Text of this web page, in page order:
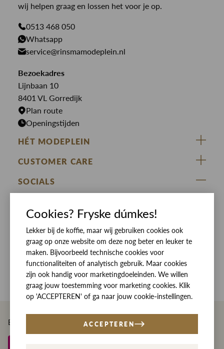
Paul en Shark
Genti
PME Legend
Butcher of Blue
Bekijk alle merken >
Gilets
Jassen
Jeans
Jurken
Rokken
Giftcards
Jassen
Overhemden
T-shirts
wij helpen graag en lossen het voor je op.
0513 468 050
Whatsapp
service@rinsmamodeplein.nl
Bezoekadres
Lijnbaan 10
8401 VL Gorredijk
Plan route
Openingstijden
HÉT MODEPLEIN
ZIJ VAN RINSMA
DE HEEREN VAN RINSMA
RINSMA.CONCEPTS
Eten en drinken
Openingstijden
Werken bij RINSMA
CUSTOMER CARE
Veelgestelde vragen
Betaalmethoden
Bezorgen
Contact
Reviews
SOCIALS
Betaal eenvoudig en veilig met
Cookies? Fryske dúmkes!
Lekker bij de koffie, maar wij gebruiken cookies ook
graag op onze website om deze nog beter en leuker te
maken. Bijvoorbeeld technische cookies voor
functionaliteiten of analytisch gebruik. Maar cookies
zijn ook handig voor marketingdoeleinden. We willen
graag jouw toestemming voor marketing cookies. Klik
op 'ACCEPTEREN' of ga naar jouw cookie-instellingen.
ACCEPTEREN